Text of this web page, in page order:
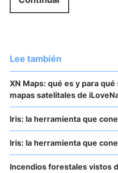
Lee también
XN Maps: qué es y para
mapas satelitales de
Iris: la herramienta que
Iris: la herramienta que
Incendios forestales vistos